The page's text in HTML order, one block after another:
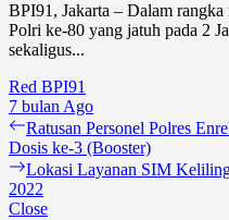
BPI91, Jakarta – Dalam
Polri ke-80 yang jatuh pada 2
sekaligus...
Red BPI91
7 bulan Ago
Navigasi
pos
Previous
post:
Ratusan Personel Polres
Dosis ke-3 (Booster)
Next
post:
Lokasi Layanan SIM
2022
Close